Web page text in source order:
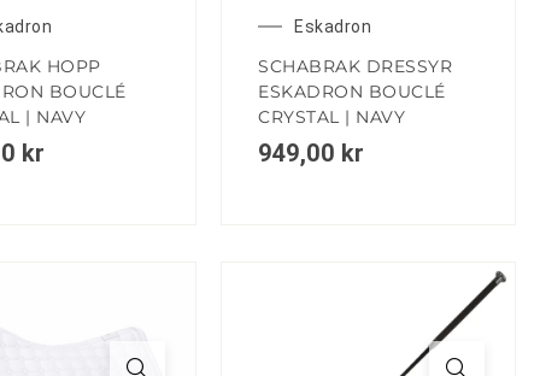
HOPP
BOUCLÉ
| NAVY
kr
Eskadron
SCHABRAK DRESSYR
ESKADRON BOUCLÉ
CRYSTAL | NAVY
949,00 kr